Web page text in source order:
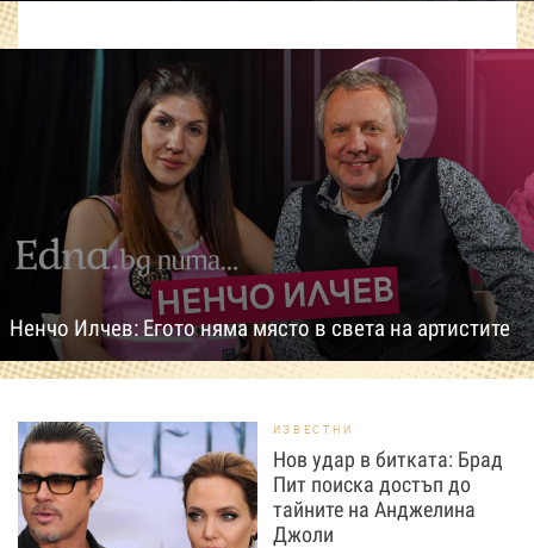
Ненчо Илчев: Егото няма място в света на артистите
ИЗВЕСТНИ
Нов удар в битката: Брад
Пит поиска достъп до
тайните на Анджелина
Джоли